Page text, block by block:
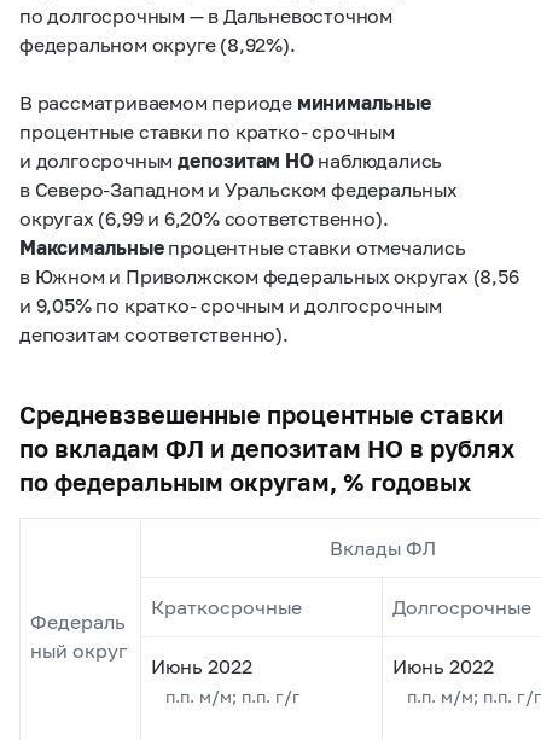
по долгосрочным — в Дальневосточном
федеральном округе (8,92%).
В рассматриваемом периоде минимальные
процентные ставки по кратко- срочным
и долгосрочнымдепозитам НОнаблюдались
в Северо-Западном и Уральском федеральных
округах (6,99 и 6,20% соответственно).
Максимальныепроцентные ставки отмечались
в Южном и Приволжском федеральных округах (8,56
и 9,05% по кратко- срочным и долгосрочным
депозитам соответственно).
Средневзвешенные процентные ставки
по вкладам ФЛ и депозитам НО в рублях
по федеральным округам, % годовых
Федераль
ный округ
Вклады ФЛ
Краткосрочные Долгосрочные
Июнь 2022
п.п. м/м; п.п. г/г
Июнь 2022
п.п. м/м; п.п. г/г